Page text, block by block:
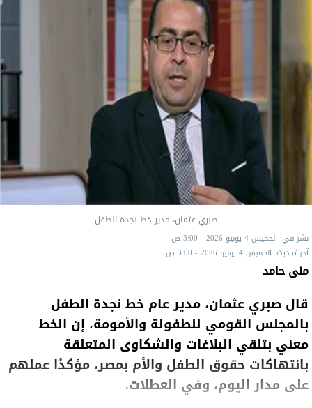
صبري عثمان، مدير خط نجدة الطفل
نشر في: الخميس 4 يونيو 2026 - 3:00 ص
آخر تحديث: الخميس 4 يونيو 2026 - 3:00 ص
منى حامد
قال صبري عثمان، مدير عام خط نجدة الطفل
بالمجلس القومي للطفولة والأمومة، إن الخط
معني بتلقي البلاغات والشكاوى المتعلقة
بانتهاكات حقوق الطفل والأم بمصر، مؤكدُا عملهم
على مدار اليوم، وفي العطلات.